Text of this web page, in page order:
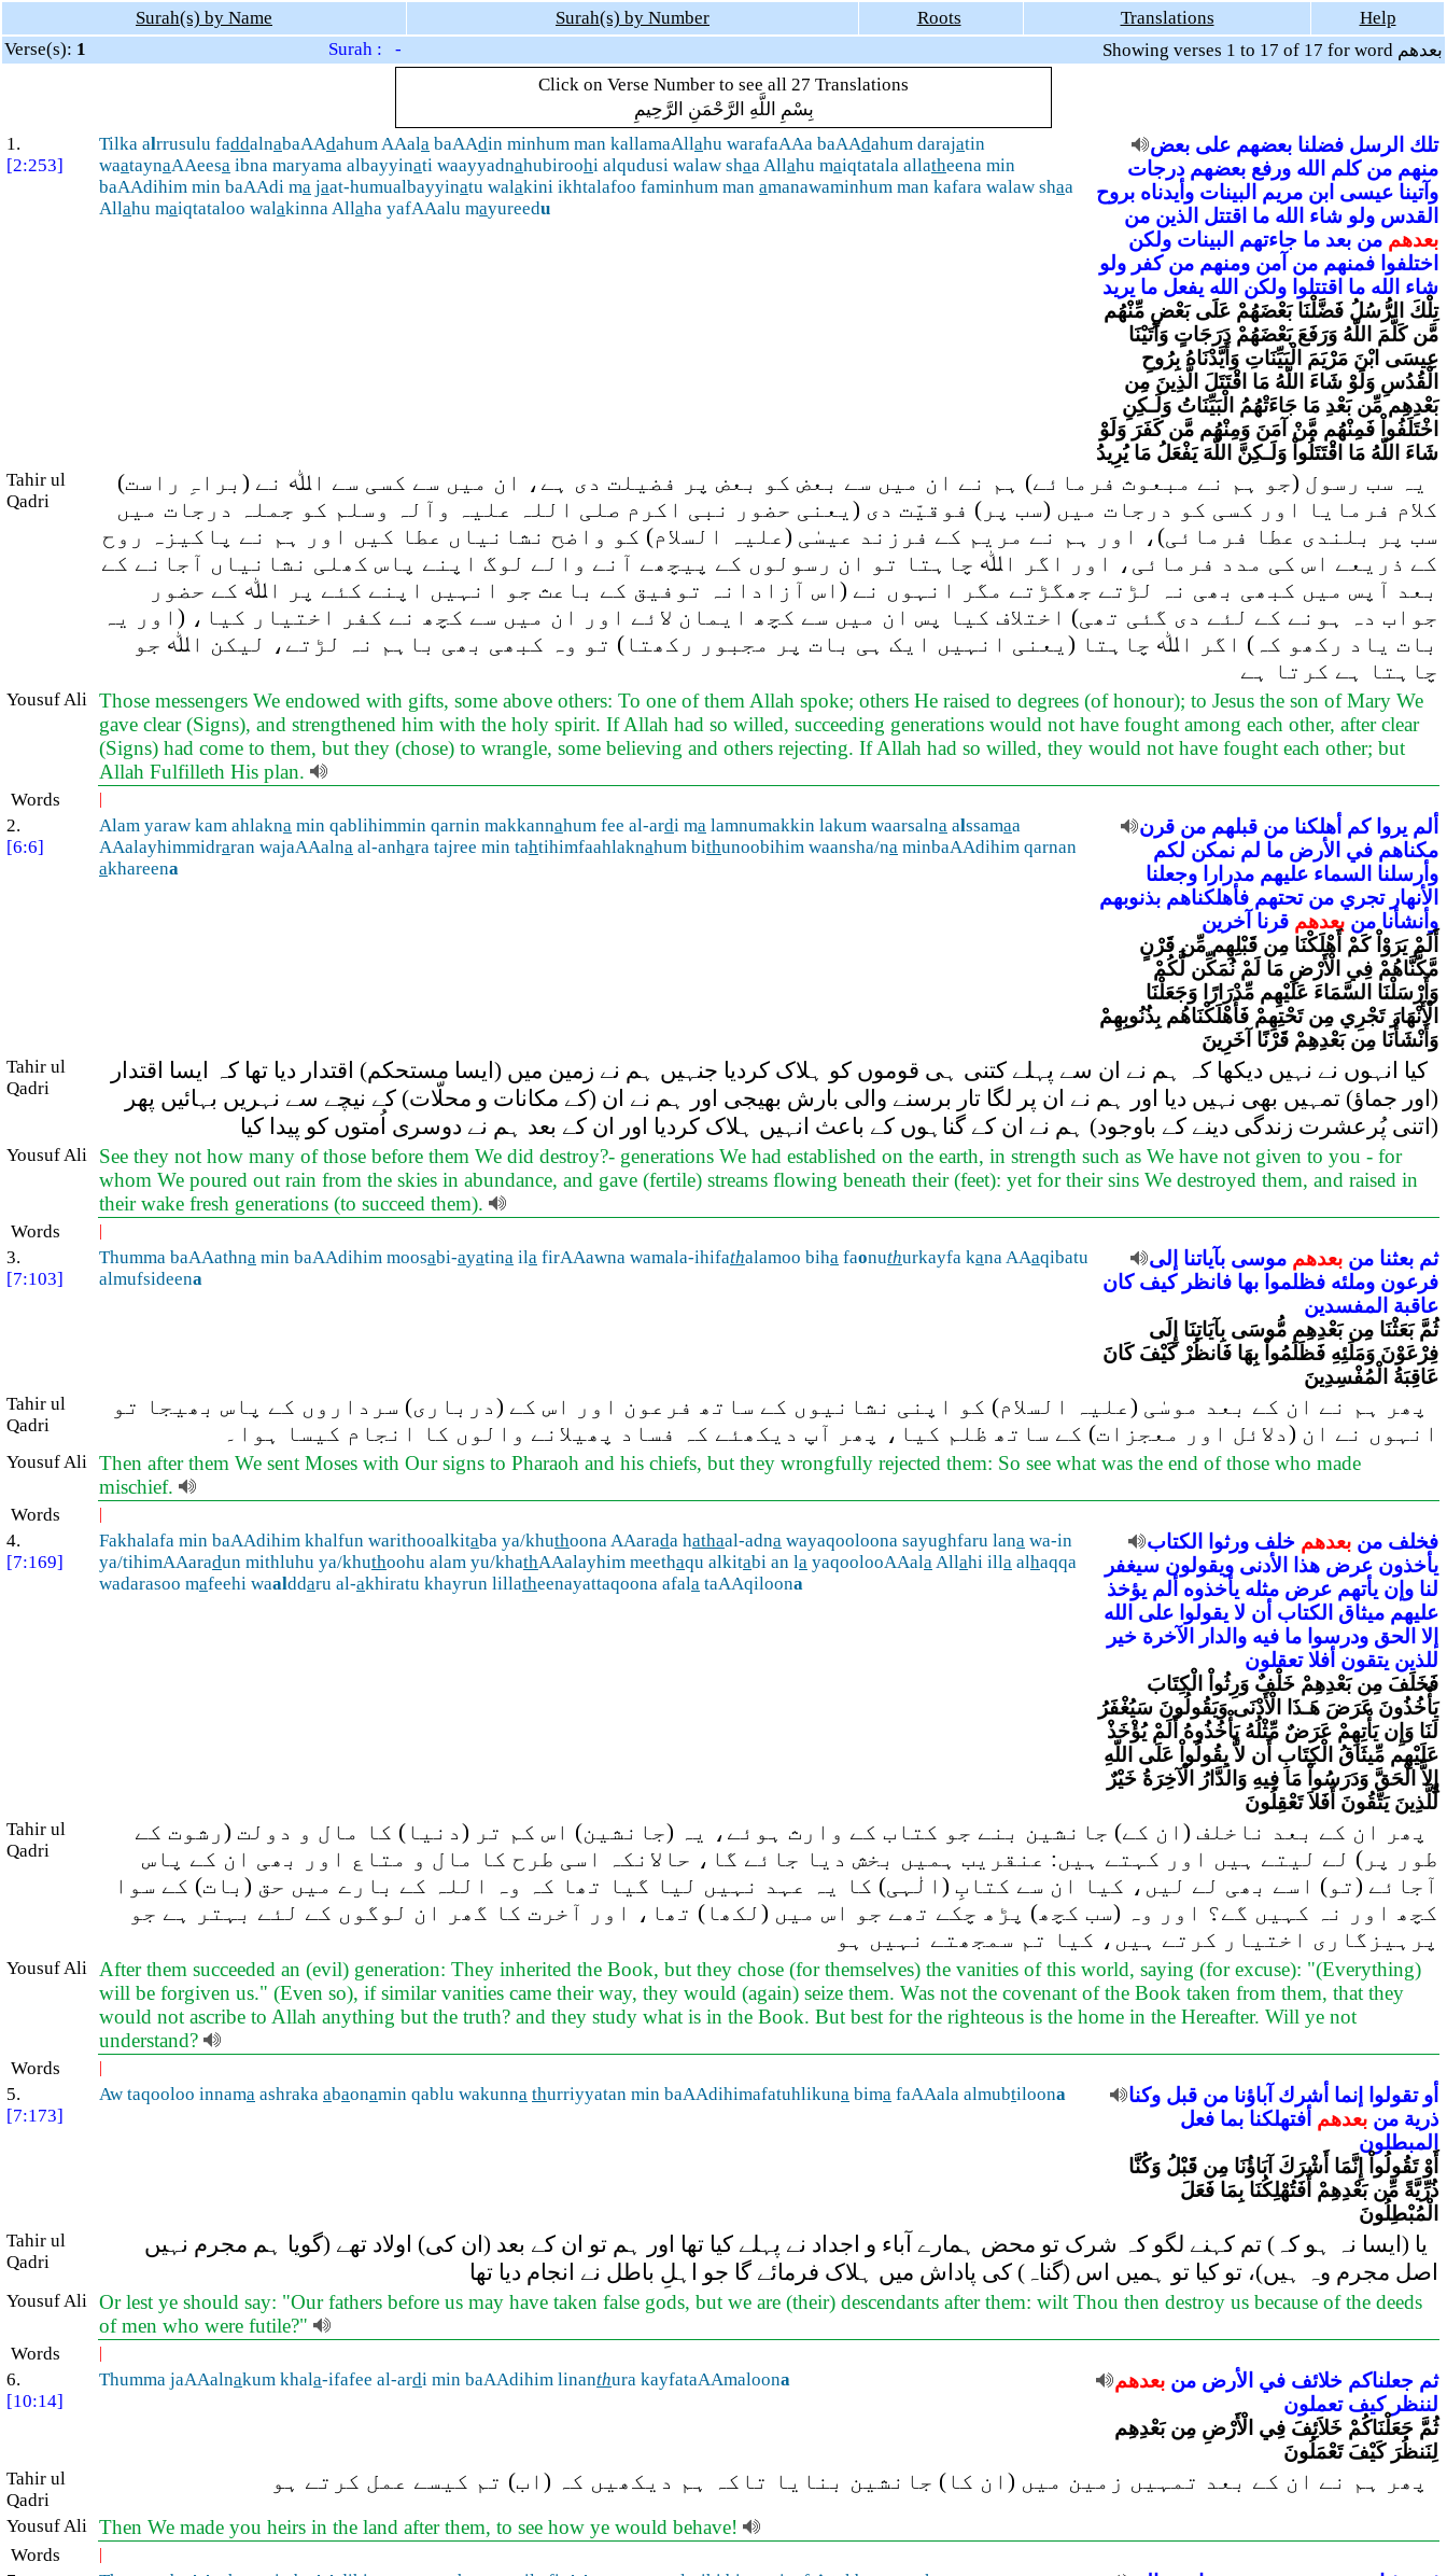
Surah(s) by Name Surah(s) by Number Roots Translations
Help
Verse(s): 1 Surah : -
Showing verses 1 to 17 of 17 for word بعدهم
Click on Verse Number to see all 27 Translations
بِسْمِ اللَّهِ الرَّحْمَنِ الرَّحِيمِ
1.
[2:253]
Tilka alrrusulu faddalnabaAAdahum AAala baAAdin minhum man kallamaAllahu warafaAAa baAAdahum darajatin
waataynaAAeesa ibna maryama albayyinati waayyadnahubiroohi alqudusi walaw shaa Allahu maiqtatala allatheena min
baAAdihim min baAAdi ma jaat-humualbayyinatu walakini ikhtalafoo faminhum man amanawaminhum man kafara walaw shaa
Allahu maiqtataloo walakinna Allaha yafAAalu mayureedu
تلك الرسل فضلنا بعضهم على بعض
منهم من كلم الله ورفع بعضهم درجات
وآتينا عيسى ابن مريم البينات وأيدناه بروح
القدس ولو شاء الله ما اقتتل الذين من
بعدهم من بعد ما جاءتهم البينات ولكن
اختلفوا فمنهم من آمن ومنهم من كفر ولو
شاء الله ما اقتتلوا ولكن الله يفعل ما يريد
تِلْكَ الرُّسُلُ فَضَّلْنَا بَعْضَهُمْ عَلَى بَعْضٍ مِّنْهُم
مَّن كَلَّمَ اللّهُ وَرَفَعَ بَعْضَهُمْ دَرَجَاتٍ وَآتَيْنَا
عِيسَى ابْنَ مَرْيَمَ الْبَيِّنَاتِ وَأَيَّدْنَاهُ بِرُوحِ
الْقُدُسِ وَلَوْ شَاءَ اللّهُ مَا اقْتَتَلَ الَّذِينَ مِن
بَعْدِهِم مِّن بَعْدِ مَا جَاءَتْهُمُ الْبَيِّنَاتُ وَلَـكِنِ
اخْتَلَفُواْ فَمِنْهُم مَّنْ آمَنَ وَمِنْهُم مَّن كَفَرَ وَلَوْ
شَاءَ اللّهُ مَا اقْتَتَلُواْ وَلَـكِنَّ اللّهَ يَفْعَلُ مَا يُرِيدُ
Tahir ul
Qadri
یہ سب رسول (جو ہم نے مبعوث فرمائے) ہم نے ان میں سے بعض کو بعض پر فضیلت دی ہے، ان میں سے کسی سے اﷲ نے (براہِ راست)
کلام فرمایا اور کسی کو درجات میں (سب پر) فوقیّت دی (یعنی حضور نبی اکرم صلی اللہ علیہ وآلہ وسلم کو جملہ درجات میں
سب پر بلندی عطا فرمائی)، اور ہم نے مریم کے فرزند عیسٰی (علیہ السلام) کو واضح نشانیاں عطا کیں اور ہم نے پاکیزہ روح
کے ذریعے اس کی مدد فرمائی، اور اگر اﷲ چاہتا تو ان رسولوں کے پیچھے آنے والے لوگ اپنے پاس کھلی نشانیاں آجانے کے
بعد آپس میں کبھی بھی نہ لڑتے جھگڑتے مگر انہوں نے (اس آزادانہ توفیق کے باعث جو انہیں اپنے کئے پر اﷲ کے حضور
جواب دہ ہونے کے لئے دی گئی تھی) اختلاف کیا پس ان میں سے کچھ ایمان لائے اور ان میں سے کچھ نے کفر اختیار کیا، (اور یہ
بات یاد رکھو کہ) اگر اﷲ چاہتا (یعنی انہیں ایک ہی بات پر مجبور رکھتا) تو وہ کبھی بھی باہم نہ لڑتے، لیکن اﷲ جو
چاہتا ہے کرتا ہے
Yousuf Ali Those messengers We endowed with gifts, some above others: To one of them Allah spoke; others He raised to degrees (of honour); to Jesus the son of Mary We
gave clear (Signs), and strengthened him with the holy spirit. If Allah had so willed, succeeding generations would not have fought among each other, after clear
(Signs) had come to them, but they (chose) to wrangle, some believing and others rejecting. If Allah had so willed, they would not have fought each other; but
Allah Fulfilleth His plan.
Words |
2.
[6:6]
Alam yaraw kam ahlakna min qablihimmin qarnin makkannahum fee al-ardi ma lamnumakkin lakum waarsalna alssamaa
AAalayhimmidraran wajaAAalna al-anhara tajree min tahtihimfaahlaknahum bithunoobihim waansha/na minbaAAdihim qarnan
akhareena
ألم يروا كم أهلكنا من قبلهم من قرن
مكناهم في الأرض ما لم نمكن لكم
وأرسلنا السماء عليهم مدرارا
وجعلنا
الأنهار تجري من تحتهم فأهلكناهم بذنوبهم
وأنشأنا من بعدهم قرنا آخرين
أَلَمْ يَرَوْاْ كَمْ أَهْلَكْنَا مِن قَبْلِهِم مِّن قَرْنٍ
مَّكَّنَّاهُمْ فِي الْأَرْضِ مَا لَمْ نُمَكِّن لَّكُمْ
وَأَرْسَلْنَا السَّمَاءَ عَلَيْهِم مِّدْرَارًا وَجَعَلْنَا
الْأَنْهَارَ تَجْرِي مِن تَحْتِهِمْ فَأَهْلَكْنَاهُم بِذُنُوبِهِمْ
وَأَنْشَأْنَا مِن بَعْدِهِمْ قَرْنًا آخَرِينَ
Tahir ul
Qadri
کیا انہوں نے نہیں دیکھا کہ ہم نے ان سے پہلے کتنی ہی قوموں کو ہلاک کردیا جنہیں ہم نے زمین میں (ایسا مستحکم) اقتدار دیا تھا کہ ایسا اقتدار
(اور جماؤ) تمہیں بھی نہیں دیا اور ہم نے ان پر لگا تار برسنے والی بارش بھیجی اور ہم نے ان (کے مکانات و محلّات) کے نیچے سے نہریں بہائیں پھر
(اتنی پُرعشرت زندگی دینے کے باوجود) ہم نے ان کے گناہوں کے باعث انہیں ہلاک کردیا اور ان کے بعد ہم نے دوسری اُمتوں کو پیدا کیا
Yousuf Ali
See they not how many of those before them We did destroy?- generations We had established on the earth, in strength such as We have not given to you - for
whom We poured out rain from the skies in abundance, and gave (fertile) streams flowing beneath their (feet): yet for their sins We destroyed them, and raised in
their wake fresh generations (to succeed them).
Words |
3.
[7:103]
Thumma baAAathna min baAAdihim moosabi-ayatina ila firAAawna wamala-ihifathalamoo biha faonuthurkayfa kana AAaqibatu
almufsideena
ثم بعثنا من بعدهم موسى بآياتنا إلى
فرعون وملئه فظلموا بها فانظر كيف كان
عاقبة المفسدين
ثُمَّ بَعَثْنَا مِن بَعْدِهِم مُّوسَى بِآيَاتِنَا إِلَى
فِرْعَوْنَ وَمَلَئِهِ فَظَلَمُواْ بِهَا فَانظُرْ كَيْفَ كَانَ
عَاقِبَةُ الْمُفْسِدِينَ
Tahir ul
Qadri
پھر ہم نے ان کے بعد موسٰی (علیہ السلام) کو اپنی نشانیوں کے ساتھ فرعون اور اس کے (درباری) سرداروں کے پاس بھیجا تو
انہوں نے ان (دلائل اور معجزات) کے ساتھ ظلم کیا، پھر آپ دیکھئے کہ فساد پھیلانے والوں کا انجام کیسا ہوا۔
Yousuf Ali Then after them We sent Moses with Our signs to Pharaoh and his chiefs, but they wrongfully rejected them: So see what was the end of those who made
mischief.
Words |
4.
[7:169]
Fakhalafa min baAAdihim khalfun warithooalkitaba ya/khuthoona AAarada hathaal-adna wayaqooloona sayughfaru lana wa-in
ya/tihimAAaradun mithluhu ya/khuthoohu alam yu/khathAAalayhim meethaqu alkitabi an la yaqoolooAAalaAllahi illa alhaqqa
wadarasoo mafeehi waalddaru al-akhiratu khayrun lillatheenayattaqoona afala taAAqiloona
فخلف من بعدهم خلف ورثوا
الكتاب
يأخذون عرض هذا الأدنى ويقولون سيغفر
لنا وإن يأتهم عرض مثله يأخذوه ألم يؤخذ
عليهم ميثاق الكتاب أن لا يقولوا على الله
إلا الحق ودرسوا ما فيه والدار الآخرة خير
للذين يتقون أفلا تعقلون
فَخَلَفَ مِن بَعْدِهِمْ خَلْفٌ وَرِثُواْ الْكِتَابَ
يَأْخُذُونَ عَرَضَ هَـذَا الْأَدْنَى وَيَقُولُونَ سَيُغْفَرُ
لَنَا وَإِن يَأْتِهِمْ عَرَضٌ مِّثْلُهُ يَأْخُذُوهُ أَلَمْ يُؤْخَذْ
عَلَيْهِم مِّيثَاقُ الْكِتَابِ أَن لاَّ يِقُولُواْ عَلَى اللّهِ
إِلاَّ الْحَقَّ وَدَرَسُواْ مَا فِيهِ وَالدَّارُ الْآخِرَةُ خَيْرٌ
لِّلَّذِينَ يَتَّقُونَ أَفَلاَ تَعْقِلُونَ
Tahir ul
Qadri
پھر ان کے بعد ناخلف (ان کے) جانشین بنے جو کتاب کے وارث ہوئے، یہ (جانشین) اس کم تر (دنیا) کا مال و دولت (رشوت کے
طور پر) لے لیتے ہیں اور کہتے ہیں: عنقریب ہمیں بخش دیا جائے گا، حالانکہ اسی طرح کا مال و متاع اور بھی ان کے پاس
آجائے (تو) اسے بھی لے لیں، کیا ان سے کتابِ (الٰہی) کا یہ عہد نہیں لیا گیا تھا کہ وہ اللہ کے بارے میں حق (بات) کے سوا
کچھ اور نہ کہیں گے؟ اور وہ (سب کچھ) پڑھ چکے تھے جو اس میں (لکھا) تھا، اور آخرت کا گھر ان لوگوں کے لئے بہتر ہے جو
پرہیزگاری اختیار کرتے ہیں، کیا تم سمجھتے نہیں ہو
Yousuf Ali
After them succeeded an (evil) generation: They inherited the Book, but they chose (for themselves) the vanities of this world, saying (for excuse): "(Everything)
will be forgiven us." (Even so), if similar vanities came their way, they would (again) seize them. Was not the covenant of the Book taken from them, that they
would not ascribe to Allah anything but the truth? and they study what is in the Book. But best for the righteous is the home in the Hereafter. Will ye not
understand?
Words |
5.
[7:173]
Aw taqooloo innama ashraka abaonamin qablu wakunna thurriyyatan min baAAdihimafatuhlikuna bima faAAala almubtiloona أو تقولوا إنما أشرك آباؤنا من قبل وكنا
ذرية من بعدهم أفتهلكنا بما فعل
المبطلون
أَوْ تَقُولُواْ إِنَّمَا أَشْرَكَ آبَاؤُنَا مِن قَبْلُ وَكُنَّا
ذُرِّيَّةً مِّن بَعْدِهِمْ أَفَتُهْلِكُنَا بِمَا فَعَلَ
الْمُبْطِلُونَ
Tahir ul
Qadri
یا (ایسا نہ ہو کہ) تم کہنے لگو کہ شرک تو محض ہمارے آباء و اجداد نے پہلے کیا تھا اور ہم تو ان کے بعد (ان کی) اولاد تھے (گویا ہم مجرم نہیں
اصل مجرم وہ ہیں)، تو کیا تو ہمیں اس (گناہ) کی پاداش میں ہلاک فرمائے گا جو اہلِ باطل نے انجام دیا تھا
Yousuf Ali Or lest ye should say: "Our fathers before us may have taken false gods, but we are (their) descendants after them: wilt Thou then destroy us because of the deeds
of men who were futile?"
Words |
6.
[10:14]
Thumma jaAAalnakum khala-ifafee al-ardi min baAAdihim linanthura kayfataAAmaloona ثم جعلناكم خلائف في الأرض من بعدهم
لننظر كيف تعملون
ثُمَّ جَعَلْنَاكُمْ خَلاَئِفَ فِي الْأَرْضِ مِن بَعْدِهِم
لِنَنظُرَ كَيْفَ تَعْمَلُونَ
Tahir ul
Qadri
پھر ہم نے ان کے بعد تمہیں زمین میں (ان کا) جانشین بنایا تاکہ ہم دیکھیں کہ (اب) تم کیسے عمل کرتے ہو
Yousuf Ali Then We made you heirs in the land after them, to see how ye would behave!
Words |